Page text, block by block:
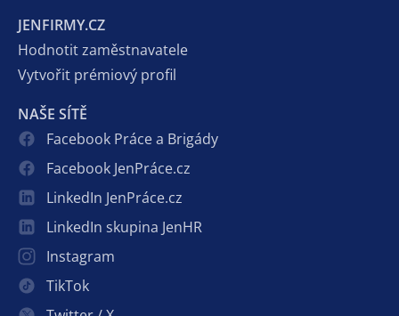
JENFIRMY.CZ
Hodnotit zaměstnavatele
Vytvořit prémiový profil
NAŠE SÍTĚ
Facebook Práce a Brigády
Facebook JenPráce.cz
LinkedIn JenPráce.cz
LinkedIn skupina JenHR
Instagram
TikTok